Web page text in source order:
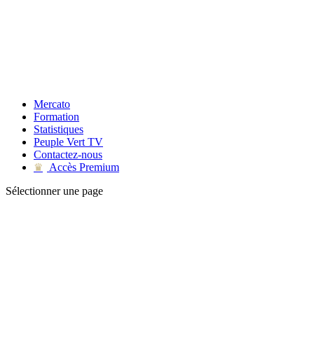
Mercato
Formation
Statistiques
Peuple Vert TV
Contactez-nous
♛
Accès Premium
Sélectionner une page